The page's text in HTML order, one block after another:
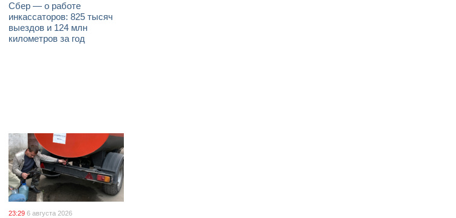
Сбер — о работе
инкассаторов: 825 тысяч
выездов и 124 млн
километров за год
23:29 6 августа 2026